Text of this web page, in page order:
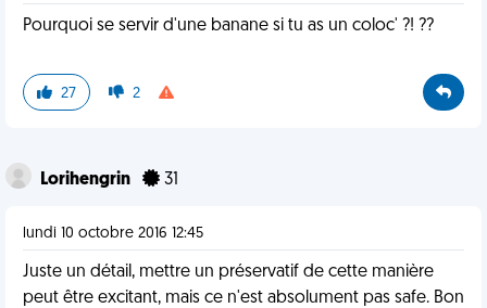
Pourquoi se servir d'une banane si tu as un coloc' ?! ??
27 2
Lorihengrin 31
lundi 10 octobre 2016 12:45
Juste un détail, mettre un préservatif de cette manière
peut être excitant, mais ce n'est absolument pas safe. Bon